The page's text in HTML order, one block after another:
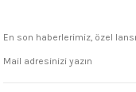
En son haberlerimiz, özel